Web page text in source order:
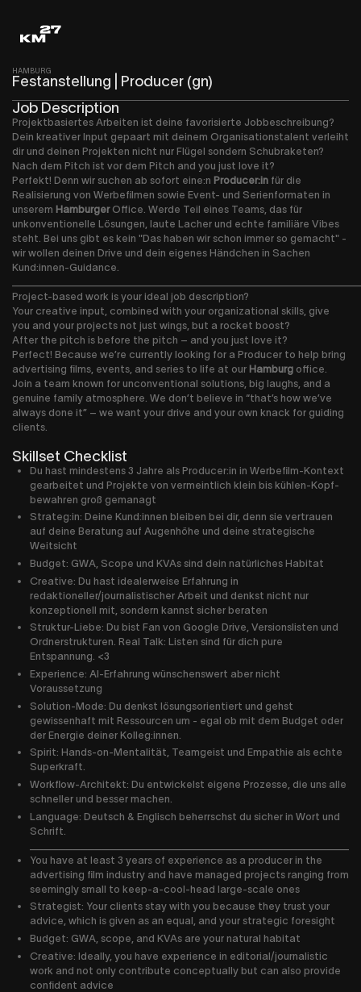
HAMBURG
Festanstellung | Producer (gn)
Job Description
Projektbasiertes Arbeiten ist deine favorisierte Jobbeschreibung?
Dein kreativer Input gepaart mit deinem Organisationstalent verleiht
dir und deinen Projekten nicht nur Flügel sondern Schubraketen?
Nach dem Pitch ist vor dem Pitch and you just love it?
Perfekt! Denn wir suchen ab sofort eine:n Producer:infür die
Realisierung von Werbefilmen sowie Event- und Serienformaten in
unserem Hamburger Office. Werde Teil eines Teams, das für
unkonventionelle Lösungen, laute Lacher und echte familiäre Vibes
steht. Bei uns gibt es kein "Das haben wir schon immer so gemacht" -
wir wollen deinen Drive und dein eigenes Händchen in Sachen
Kund:innen-Guidance.
Project-based work is your ideal job description?
Your creative input, combined with your organizational skills, give
you and your projects not just wings, but a rocket boost?
After the pitch is before the pitch – and you just love it?
Perfect! Because we’re currently looking for a Producer to help bring
advertising films, events, and series to life at ourHamburg office.
Join a team known for unconventional solutions, big laughs, and a
genuine family atmosphere. We don’t believe in “that’s how we’ve
always done it” – we want your drive and your own knack for guiding
clients.
Skillset Checklist
Du hast mindestens 3 Jahre als Producer:in in Werbefilm-Kontext
gearbeitet und Projekte von vermeintlich klein bis kühlen-Kopf-
bewahren groß gemanagt
Strateg:in: Deine Kund:innen bleiben bei dir, denn sie vertrauen
auf deine Beratung auf Augenhöhe und deine strategische
Weitsicht
Budget: GWA, Scope und KVAs sind dein natürliches Habitat
Creative: Du hast idealerweise Erfahrung in
redaktioneller/journalistischer Arbeit und denkst nicht nur
konzeptionell mit, sondern kannst sicher beraten
Struktur-Liebe: Du bist Fan von Google Drive, Versionslisten und
Ordnerstrukturen. Real Talk: Listen sind für dich pure
Entspannung. <3
Experience: AI-Erfahrung wünschenswert aber nicht
Voraussetzung
Solution-Mode: Du denkst lösungsorientiert und gehst
gewissenhaft mit Ressourcen um - egal ob mit dem Budget oder
der Energie deiner Kolleg:innen.
Spirit: Hands-on-Mentalität, Teamgeist und Empathie als echte
Superkraft.
Workflow-Architekt: Du entwickelst eigene Prozesse, die uns alle
schneller und besser machen.
Language: Deutsch & Englisch beherrschst du sicher in Wort und
Schrift.
You have at least 3 years of experience as a producer in the
advertising film industry and have managed projects ranging from
seemingly small to keep-a-cool-head large-scale ones
Strategist: Your clients stay with you because they trust your
advice, which is given as an equal, and your strategic foresight
Budget: GWA, scope, and KVAs are your natural habitat
Creative: Ideally, you have experience in editorial/journalistic
work and not only contribute conceptually but can also provide
confident advice